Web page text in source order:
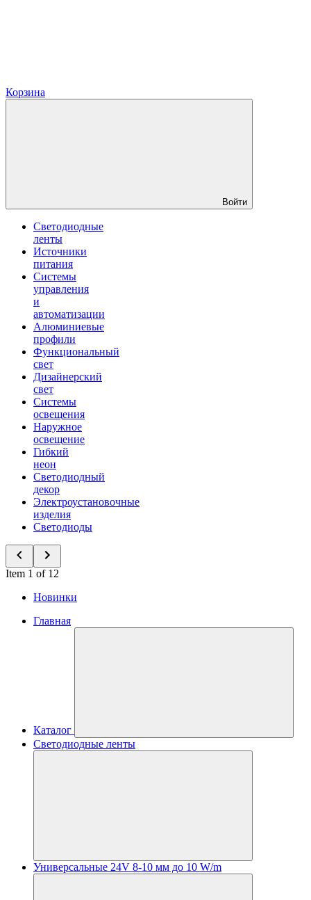
Корзина
Войти
Светодиодные
ленты
Источники
питания
Системы
управления
и
автоматизации
Алюминиевые
профили
Функциональный
свет
Дизайнерский
свет
Системы
освещения
Наружное
освещение
Гибкий
неон
Светодиодный
декор
Электроустановочные
изделия
Светодиоды
Item 1 of 12
Новинки
Главная
Каталог
Светодиодные ленты
Универсальные 24V 8-10 мм до 10 W/m